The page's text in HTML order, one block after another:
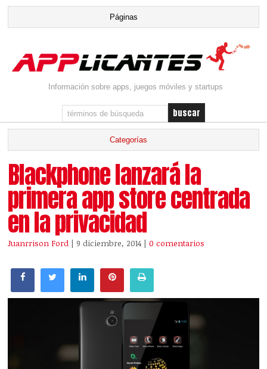
Información sobre apps, juegos móviles y startups
Blackphone lanzará la
primera app store centrada
en la privacidad
Juanrrison Ford | 9 diciembre, 2014 |0 comentarios